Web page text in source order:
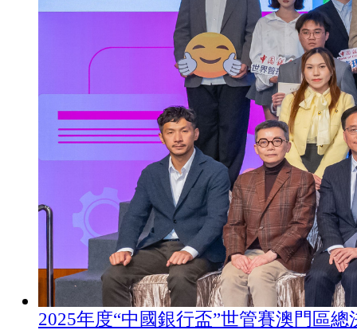
2025年度“中國銀行盃”世管賽澳門區總